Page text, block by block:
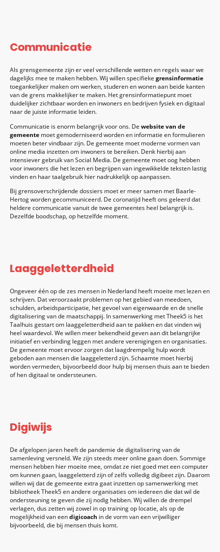
Communicatie
Als grensgemeente zijn er veel verschillende wetten en regels waar we
dagelijks mee te maken hebben. Wij willen specifieke grensinformatie
toegankelijker maken om werken, studeren en wonen aan beide kanten
van de grens makkelijker te maken. Het grensinformatiepunt moet
duidelijker zichtbaar worden en inwoners en bedrijven fysiek en digitaal
naar de juiste informatie leiden.
Communicatie is enorm belangrijk voor ons. De website van de
gemeente moet gemoderniseerd worden en informatie en formulieren
moeten beter vindbaar zijn. De gemeente moet moderne vormen van
online media inzetten om inwoners te bereiken. Denk hierbij aan
intensiever gebruik van Social Media. De gemeente moet oog hebben
voor inwoners die het lezen en begrijpen van ingewikkelde teksten lastig
vinden en haar taalgebruik hier nadrukkelijk op aanpassen.
Bij grensoverschrijdende dossiers moet er meer samen met Baarle-
Hertog worden gecommuniceerd. De coronatijd heeft ons geleerd dat
heldere communicatie vanuit de twee gemeentes heel belangrijk is.
Dezelfde boodschap, op hetzelfde moment.
Laaggeletterdheid
Ongeveer één op de zes mensen in Nederland heeft moeite met lezen en
schrijven. Dat veroorzaakt problemen op het gebied van meedoen,
schulden, arbeidsparticipatie, het gevoel van eigenwaarde en de snelle
digitalisering van de maatschappij. In samenwerking met Theek5 is het
Taalhuis gestart om laaggeletterdheid aan te pakken en dat vinden wij
heel waardevol. We willen meer bekendheid geven aan dit belangrijke
initiatief en verbinding leggen met andere verenigingen en organisaties.
De gemeente moet ervoor zorgen dat laagdrempelig hulp wordt
geboden aan mensen die laaggeletterd zijn. Schaamte moet hierbij
worden vermeden, bijvoorbeeld door hulp bij mensen thuis aan te bieden
of hen digitaal te ondersteunen.
Digiwijs
De afgelopen jaren heeft de pandemie de digitalisering van de
samenleving versneld. We zijn steeds meer online gaan doen. Sommige
mensen hebben hier moeite mee, omdat ze niet goed met een computer
om kunnen gaan, laaggeletterd zijn of zelfs volledig digibeet zijn. Daarom
willen wij dat de gemeente extra gaat inzetten op samenwerking met
bibliotheek Theek5 en andere organisaties om iedereen die dat wil de
ondersteuning te geven die zij nodig hebben. Wij willen de drempel
verlagen, dus zetten wij zowel in op training op locatie, als op de
mogelijkheid van eendigicoach in de vorm van een vrijwilliger
bijvoorbeeld, die bij mensen thuis komt.